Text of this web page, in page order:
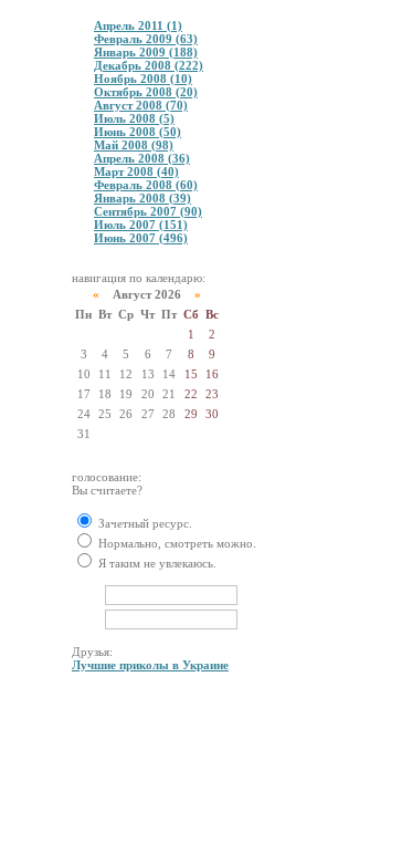
Апрель 2011 (1)
Февраль 2009 (63)
Январь 2009 (188)
Декабрь 2008 (222)
Ноябрь 2008 (10)
Октябрь 2008 (20)
Август 2008 (70)
Июль 2008 (5)
Июнь 2008 (50)
Май 2008 (98)
Апрель 2008 (36)
Март 2008 (40)
Февраль 2008 (60)
Январь 2008 (39)
Сентябрь 2007 (90)
Июль 2007 (151)
Июнь 2007 (496)
навигация по календарю:
« Август 2026 »
Пн Вт Ср Чт Пт Сб Вс
1
2
3
4 5 6 7 8
9
10
11 12 13 14 15
16
17
18 19 20 21 22
23
24
25 26 27 28 29
30
31
голосование:
Вы считаете?
Зачетный ресурс.
Нормально, смотреть можно.
Я таким не увлекаюсь.
Друзья:
Лучшие приколы в Украине